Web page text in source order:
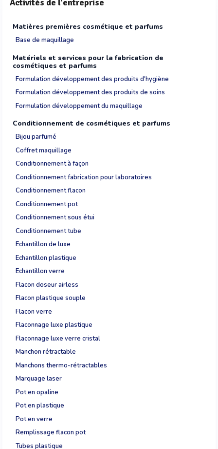
Activités de l'entreprise
Matières premières cosmétique et parfums
Base de maquillage
Matériels et services pour la fabrication de
cosmétiques et parfums
Formulation développement des produits d'hygiène
Formulation développement des produits de soins
Formulation développement du maquillage
Conditionnement de cosmétiques et parfums
Bijou parfumé
Coffret maquillage
Conditionnement à façon
Conditionnement fabrication pour laboratoires
Conditionnement flacon
Conditionnement pot
Conditionnement sous étui
Conditionnement tube
Echantillon de luxe
Echantillon plastique
Echantillon verre
Flacon doseur airless
Flacon plastique souple
Flacon verre
Flaconnage luxe plastique
Flaconnage luxe verre cristal
Manchon rétractable
Manchons thermo-rétractables
Marquage laser
Pot en opaline
Pot en plastique
Pot en verre
Remplissage flacon pot
Tubes plastique